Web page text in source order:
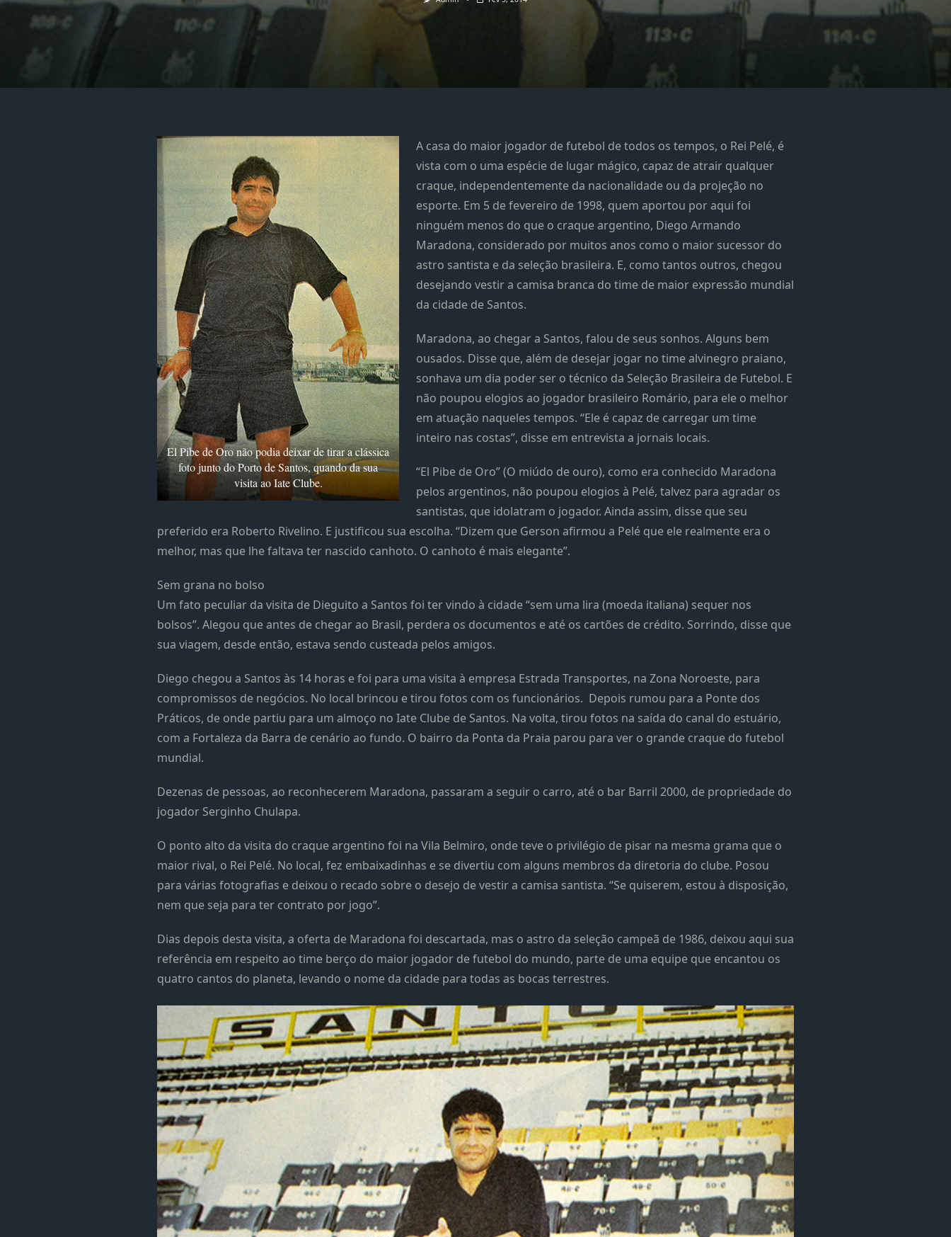
El Pibe de Oro não podia deixar de tirar a clássica
foto junto do Porto de Santos, quando da sua
visita ao Iate Clube.
A casa do maior jogador de futebol de todos os tempos, o Rei Pelé, é
vista com o uma espécie de lugar mágico, capaz de atrair qualquer
craque, independentemente da nacionalidade ou da projeção no
esporte. Em 5 de fevereiro de 1998, quem aportou por aqui foi
ninguém menos do que o craque argentino, Diego Armando
Maradona, considerado por muitos anos como o maior sucessor do
astro santista e da seleção brasileira. E, como tantos outros, chegou
desejando vestir a camisa branca do time de maior expressão mundial
da cidade de Santos.
Maradona, ao chegar a Santos, falou de seus sonhos. Alguns bem
ousados. Disse que, além de desejar jogar no time alvinegro praiano,
sonhava um dia poder ser o técnico da Seleção Brasileira de Futebol. E
não poupou elogios ao jogador brasileiro Romário, para ele o melhor
em atuação naqueles tempos. “Ele é capaz de carregar um time
inteiro nas costas”, disse em entrevista a jornais locais.
“El Pibe de Oro” (O miúdo de ouro), como era conhecido Maradona
pelos argentinos, não poupou elogios à Pelé, talvez para agradar os
santistas, que idolatram o jogador. Ainda assim, disse que seu
preferido era Roberto Rivelino. E justificou sua escolha. “Dizem que Gerson afirmou a Pelé que ele realmente era o
melhor, mas que lhe faltava ter nascido canhoto. O canhoto é mais elegante”.
Sem grana no bolso
Um fato peculiar da visita de Dieguito a Santos foi ter vindo à cidade “sem uma lira (moeda italiana) sequer nos
bolsos”. Alegou que antes de chegar ao Brasil, perdera os documentos e até os cartões de crédito. Sorrindo, disse que
sua viagem, desde então, estava sendo custeada pelos amigos.
Diego chegou a Santos às 14 horas e foi para uma visita à empresa Estrada Transportes, na Zona Noroeste, para
compromissos de negócios. No local brincou e tirou fotos com os funcionários. Depois rumou para a Ponte dos
Práticos, de onde partiu para um almoço no Iate Clube de Santos. Na volta, tirou fotos na saída do canal do estuário,
com a Fortaleza da Barra de cenário ao fundo. O bairro da Ponta da Praia parou para ver o grande craque do futebol
mundial.
Dezenas de pessoas, ao reconhecerem Maradona, passaram a seguir o carro, até o bar Barril 2000, de propriedade do
jogador Serginho Chulapa.
O ponto alto da visita do craque argentino foi na Vila Belmiro, onde teve o privilégio de pisar na mesma grama que o
maior rival, o Rei Pelé. No local, fez embaixadinhas e se divertiu com alguns membros da diretoria do clube. Posou
para várias fotografias e deixou o recado sobre o desejo de vestir a camisa santista. “Se quiserem, estou à disposição,
nem que seja para ter contrato por jogo”.
Dias depois desta visita, a oferta de Maradona foi descartada, mas o astro da seleção campeã de 1986, deixou aqui sua
referência em respeito ao time berço do maior jogador de futebol do mundo, parte de uma equipe que encantou os
quatro cantos do planeta, levando o nome da cidade para todas as bocas terrestres.